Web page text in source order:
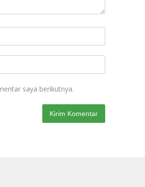
saya berikutnya.